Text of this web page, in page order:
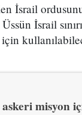
İsrail
İsrail
misyon